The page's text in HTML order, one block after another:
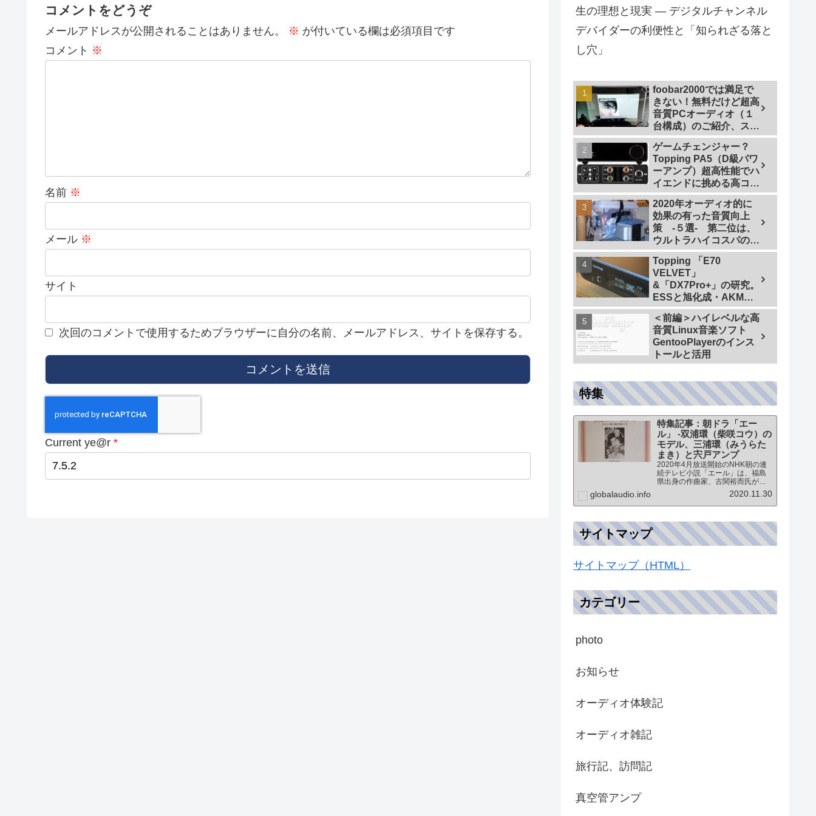
コメントをどうぞ
メールアドレスが公開されることはありません。 ※ が付いている欄は必須項目です
コメント ※
名前 ※
メール ※
サイト
次回のコメントで使用するためブラウザーに自分の名前、メールアドレス、サイトを保存する。
Current ye@r *
生の理想と現実 — デジタルチャンネル
デバイダーの利便性と「知られざる落と
し穴」
foobar2000では満足で
きない！無料だけど超高
音質PCオーディオ（１
台構成）のご紹介、スマ
ホで操作も
ゲームチェンジャー？
Topping PA5（D級パワ
ーアンプ）超高性能でハ
イエンドに挑める高コス
トパフォーマンスなパワ
ーアンプの研究
2020年オーディオ的に
効果の有った音質向上
策 -５選- 第二位は、
ウルトラハイコスパの仮
想アース
Topping 「E70
VELVET」
&「DX7Pro+」の研究。
ESSと旭化成・AKMの
ハイエンドDAC比較＜
同一メーカーでテスト
【ES9038PRO Vs
AK4499EX】＞
＜前編＞ハイレベルな高
音質Linux音楽ソフト
GentooPlayerのインス
トールと活用
特集
特集記事：朝ドラ「エー
ル」 -双浦環（柴咲コウ）の
モデル、三浦環（みうらた
まき）と宍戸アンプ
2020年4月放送開始のNHK朝の連
続テレビ小説「エール」は、福島
県出身の作曲家、古関裕而氏がモ
デルとなっています。このドラマ
に登場する戦前の声楽家、三浦環
さんと、本サイトにも登場する宍
によるシングルアンプ製作…
globalaudio.info 2020.11.30
サイトマップ
サイトマップ（HTML）
カテゴリー
photo
お知らせ
オーディオ体験記
オーディオ雑記
旅行記、訪問記
真空管アンプ